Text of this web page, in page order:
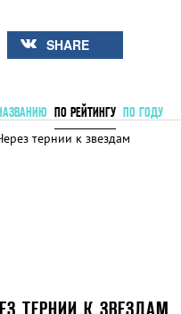
SHARE
ПО РЕЙТИНГУ ПО ГОДУ
ТЕРНИИ К ЗВЕЗДАМ